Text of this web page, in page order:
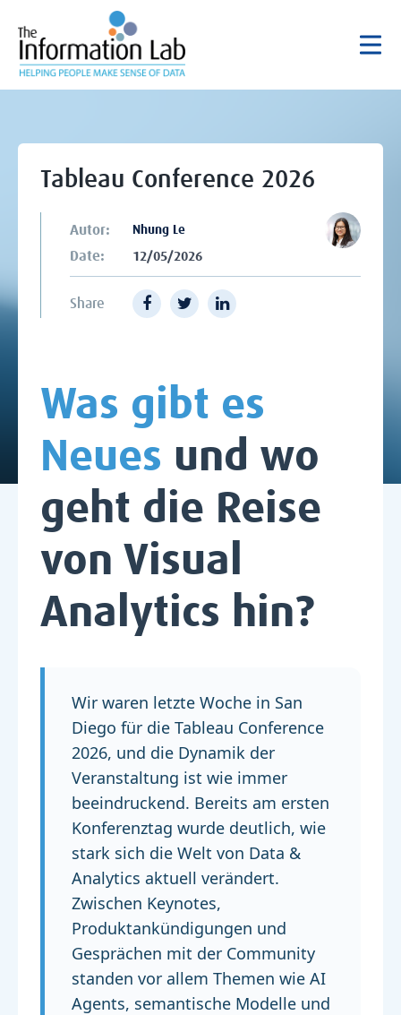
Tableau Conference 2026
Autor: Nhung Le
Date: 12/05/2026
Share
Was gibt es
Neues und wo
geht die Reise
von Visual
Analytics hin?
Wir waren letzte Woche in San
Diego für die Tableau Conference
2026, und die Dynamik der
Veranstaltung ist wie immer
beeindruckend. Bereits am ersten
Konferenztag wurde deutlich, wie
stark sich die Welt von Data &
Analytics aktuell verändert.
Zwischen Keynotes,
Produktankündigungen und
Gesprächen mit der Community
standen vor allem Themen wie AI
Agents, semantische Modelle und